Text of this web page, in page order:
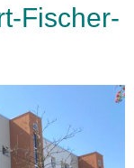
Fischer-